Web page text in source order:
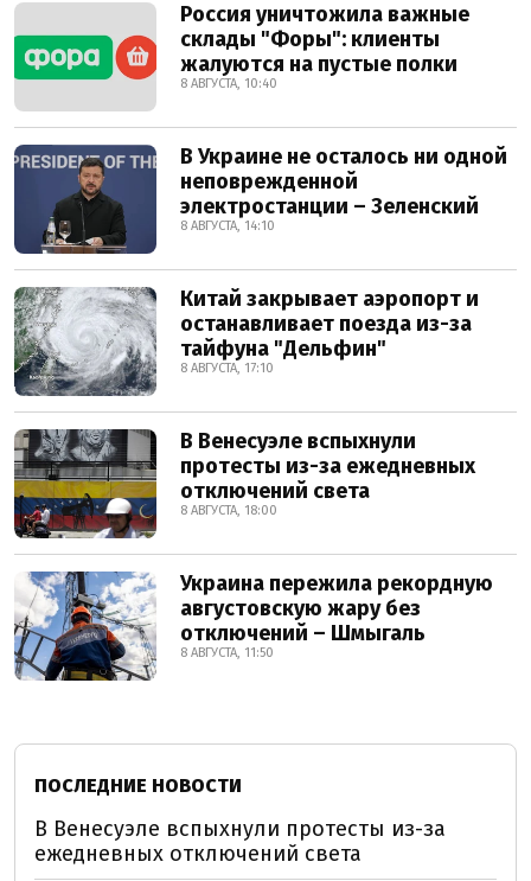
Россия уничтожила важные
склады "Форы": клиенты
жалуются на пустые полки
8 АВГУСТА, 10:40
В Украине не осталось ни одной
неповрежденной
электростанции – Зеленский
8 АВГУСТА, 14:10
Китай закрывает аэропорт и
останавливает поезда из-за
тайфуна "Дельфин"
8 АВГУСТА, 17:10
В Венесуэле вспыхнули
протесты из-за ежедневных
отключений света
8 АВГУСТА, 18:00
Украина пережила рекордную
августовскую жару без
отключений – Шмыгаль
8 АВГУСТА, 11:50
ПОСЛЕДНИЕ НОВОСТИ
В Венесуэле вспыхнули протесты из-за
ежедневных отключений света